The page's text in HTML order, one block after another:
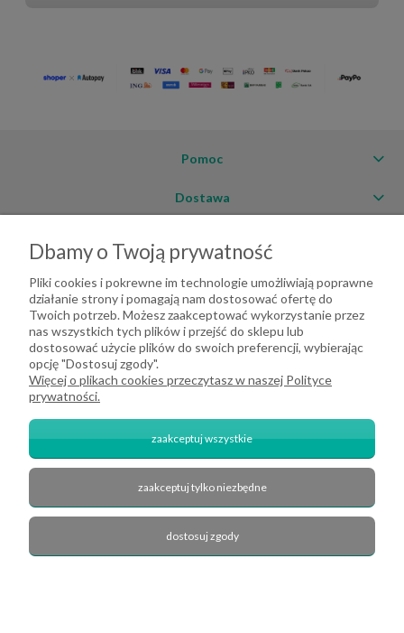
Pomoc
Dostawa
O firmie
2026 DeHome.pl | Tekstylia domowe DeHome | Przemysłowa 8, 43-430
Pierściec | E-mail: dehome@dehome.pl | Tel.: 733 666 100 | "INARI" SPÓŁKA
CYWILNA BARTŁOMIEJ SOBINA, ZDZISŁAW BOJDA | NIP: 6332161340 |
Dbamy o Twoją prywatność
Pliki cookies i pokrewne im technologie umożliwiają poprawne
działanie strony i pomagają nam dostosować ofertę do
Twoich potrzeb. Możesz zaakceptować wykorzystanie przez
nas wszystkich tych plików i przejść do sklepu lub
dostosować użycie plików do swoich preferencji, wybierając
opcję "Dostosuj zgody".
Więcej o plikach cookies przeczytasz w naszej Polityce
prywatności.
zaakceptuj wszystkie
zaakceptuj tylko niezbędne
dostosuj zgody